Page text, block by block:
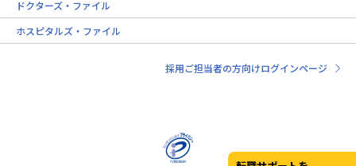
ドクターズ・ファイル
ホスピタルズ・ファイル
採用ご担当者の方向けログインページ